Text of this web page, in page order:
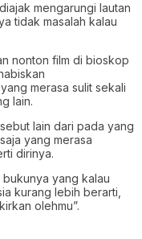
mengarungi lautan
tidak masalah kalau
nonton film di bioskop
merasa sulit sekali
lain.
lain dari pada yang
yang merasa
dirinya.
yang kalau
kurang lebih berarti,
olehmu”.